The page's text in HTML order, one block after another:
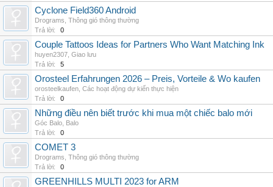
Cyclone Field360 Android
Drograms Thông gió thông thường
Trả lời:
0
Couple Tattoos Ideas for Partners Who Want Matching Ink
huyen2307 Giao lưu
Trả lời:
5
Orosteel Erfahrungen 2026 – Preis, Vorteile & Wo kaufen
orosteelkaufen Các hoạt động dự kiến thực hiện
Trả lời:
0
Những điều nên biết trước khi mua một chiếc balo mới
Góc Balo Balo
Trả lời:
0
COMET 3
Drograms Thông gió thông thường
Trả lời:
0
GREENHILLS MULTI 2023 for ARM